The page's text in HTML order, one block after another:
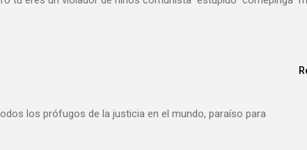
los prófugos de la justicia en el mundo, paraíso para